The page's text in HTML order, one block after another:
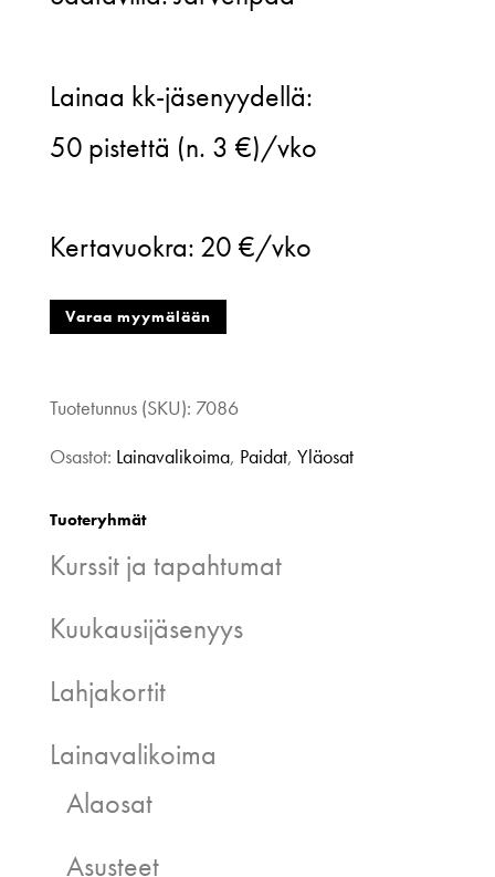
kauluspaita,
M
Lainaa kk-jäsenyydellä:
50 pistettä (n. 3 €)/vko
Kertavuokra: 20 €/vko
Varaa myymälään
Tuotetunnus (SKU): 7086
Osastot: Lainavalikoima, Paidat, Yläosat
Tuoteryhmät
Kurssit ja tapahtumat
Kuukausijäsenyys
Lahjakortit
Lainavalikoima
Alaosat
Asusteet